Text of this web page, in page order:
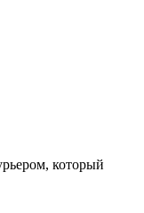
который